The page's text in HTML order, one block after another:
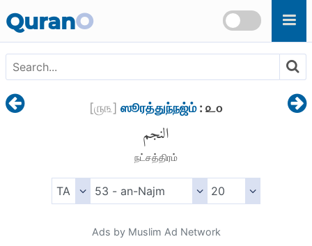
QuranO
[௫௩] ஸூரத்துந்நஜ்ம்: ௨௦
النجم
நட்சத்திரம்
Ads by Muslim Ad Network